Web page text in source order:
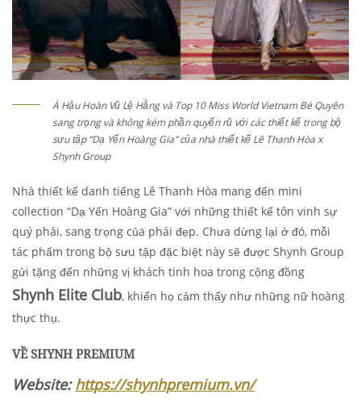
Á Hậu Hoàn Vũ Lệ Hằng và Top 10 Miss World Vietnam Bé Quyên
sang trọng và không kém phần quyến rũ với các thiết kế trong bộ
sưu tập “Dạ Yến Hoàng Gia” của nhà thiết kế Lê Thanh Hòa x
Shynh Group
Nhà thiết kế danh tiếng Lê Thanh Hòa mang đến mini
collection “Dạ Yến Hoàng Gia” với những thiết kế tôn vinh sự
quý phái, sang trọng của phái đẹp. Chưa dừng lại ở đó, mỗi
tác phẩm trong bộ sưu tập đặc biệt này sẽ được Shynh Group
gửi tặng đến những vị khách tinh hoa trong cộng đồng
Shynh Elite Club, khiến họ cảm thấy như những nữ hoàng
thực thụ.
VỀ SHYNH PREMIUM
Website:https://shynhpremium.vn/